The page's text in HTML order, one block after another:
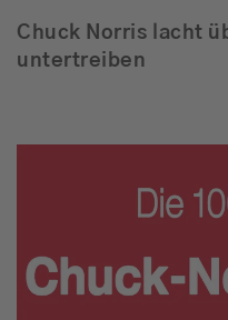
Wetter
News
Chuck Norris lacht
untertreiben